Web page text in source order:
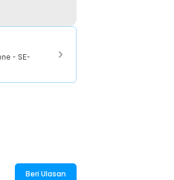
sesi rekaman.
91
- SE-
Beri Ulasan